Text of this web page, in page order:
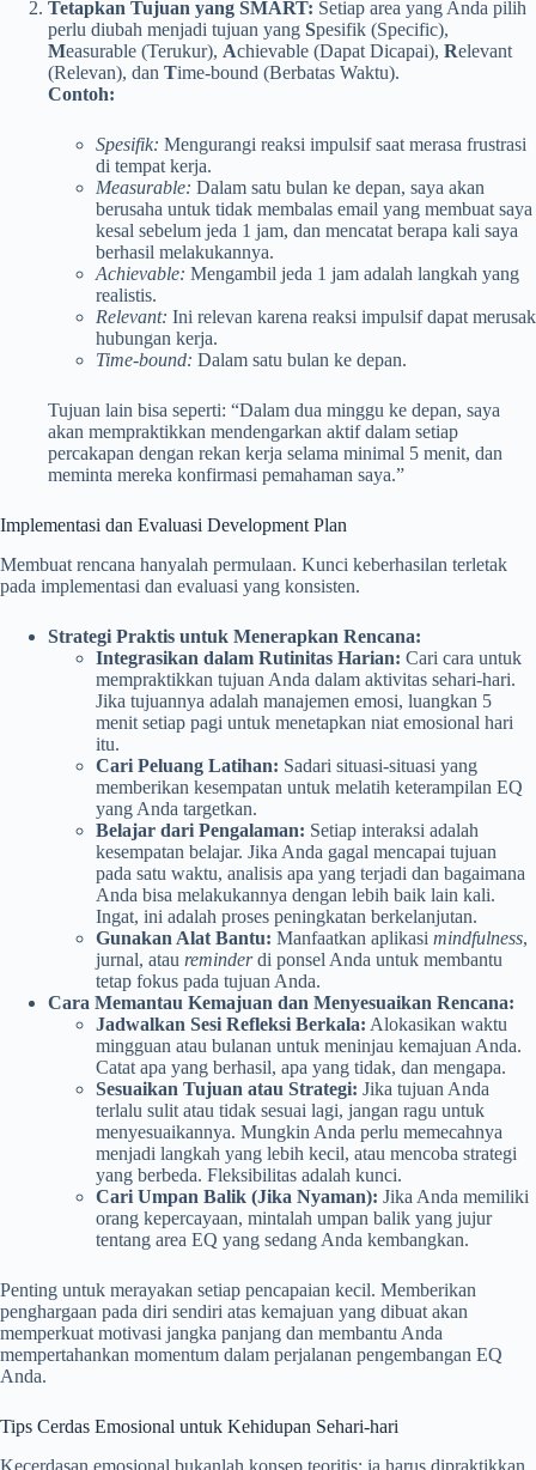
Tetapkan Tujuan yang SMART: Setiap area yang Anda pilih
perlu diubah menjadi tujuan yang Spesifik (Specific),
Measurable (Terukur), Achievable (Dapat Dicapai), Relevant
(Relevan), dan Time-bound (Berbatas Waktu).
Contoh:
Spesifik: Mengurangi reaksi impulsif saat merasa frustrasi
di tempat kerja.
Measurable: Dalam satu bulan ke depan, saya akan
berusaha untuk tidak membalas email yang membuat saya
kesal sebelum jeda 1 jam, dan mencatat berapa kali saya
berhasil melakukannya.
Achievable: Mengambil jeda 1 jam adalah langkah yang
realistis.
Relevant: Ini relevan karena reaksi impulsif dapat merusak
hubungan kerja.
Time-bound: Dalam satu bulan ke depan.
Tujuan lain bisa seperti: “Dalam dua minggu ke depan, saya
akan mempraktikkan mendengarkan aktif dalam setiap
percakapan dengan rekan kerja selama minimal 5 menit, dan
meminta mereka konfirmasi pemahaman saya.”
Implementasi dan Evaluasi Development Plan
Membuat rencana hanyalah permulaan. Kunci keberhasilan terletak
pada implementasi dan evaluasi yang konsisten.
Strategi Praktis untuk Menerapkan Rencana:
Integrasikan dalam Rutinitas Harian: Cari cara untuk
mempraktikkan tujuan Anda dalam aktivitas sehari-hari.
Jika tujuannya adalah manajemen emosi, luangkan 5
menit setiap pagi untuk menetapkan niat emosional hari
itu.
Cari Peluang Latihan: Sadari situasi-situasi yang
memberikan kesempatan untuk melatih keterampilan EQ
yang Anda targetkan.
Belajar dari Pengalaman: Setiap interaksi adalah
kesempatan belajar. Jika Anda gagal mencapai tujuan
pada satu waktu, analisis apa yang terjadi dan bagaimana
Anda bisa melakukannya dengan lebih baik lain kali.
Ingat, ini adalah proses peningkatan berkelanjutan.
Gunakan Alat Bantu: Manfaatkan aplikasi mindfulness,
jurnal, atau reminderdi ponsel Anda untuk membantu
tetap fokus pada tujuan Anda.
Cara Memantau Kemajuan dan Menyesuaikan Rencana:
Jadwalkan Sesi Refleksi Berkala: Alokasikan waktu
mingguan atau bulanan untuk meninjau kemajuan Anda.
Catat apa yang berhasil, apa yang tidak, dan mengapa.
Sesuaikan Tujuan atau Strategi: Jika tujuan Anda
terlalu sulit atau tidak sesuai lagi, jangan ragu untuk
menyesuaikannya. Mungkin Anda perlu memecahnya
menjadi langkah yang lebih kecil, atau mencoba strategi
yang berbeda. Fleksibilitas adalah kunci.
Cari Umpan Balik (Jika Nyaman): Jika Anda memiliki
orang kepercayaan, mintalah umpan balik yang jujur
tentang area EQ yang sedang Anda kembangkan.
Penting untuk merayakan setiap pencapaian kecil. Memberikan
penghargaan pada diri sendiri atas kemajuan yang dibuat akan
memperkuat motivasi jangka panjang dan membantu Anda
mempertahankan momentum dalam perjalanan pengembangan EQ
Anda.
Tips Cerdas Emosional untuk Kehidupan Sehari-hari
Kecerdasan emosional bukanlah konsep teoritis; ia harus dipraktikkan